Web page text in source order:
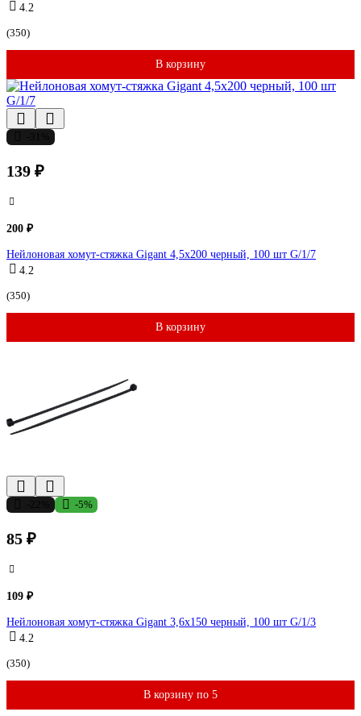
4.2
(350)
В корзину
139 ₽
200 ₽
Нейлоновая хомут-стяжка Gigant 4,5х200 черный, 100 шт G/1/7
4.2
(350)
В корзину
-5%
85 ₽
109 ₽
Нейлоновая хомут-стяжка Gigant 3,6х150 черный, 100 шт G/1/3
4.2
(350)
В корзину по 5